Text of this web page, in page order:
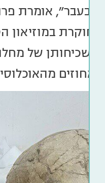
בעבר", אומרת
וחוקרת
בשכיחותן של